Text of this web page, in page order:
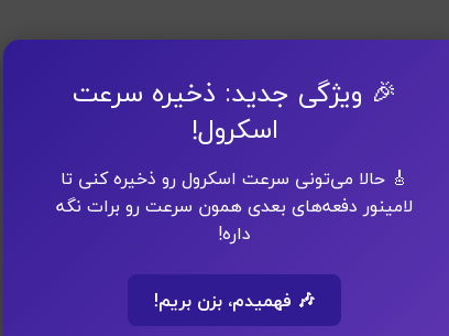
🎉 ویژگی جدید: ذخیره سرعت
اسکرول!
🎸 حالا می‌تونی سرعت اسکرول رو ذخیره کنی تا
لامینور دفعه‌های بعدی همون سرعت رو برات نگه
داره!
🎶 فهمیدم، بزن بریم!